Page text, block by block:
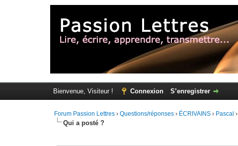
Bienvenue, Visiteur ! Connexion S’enregistrer
Forum Passion Lettres ›Questions/réponses › ÉCRIVAINS › Pascal ›
Qui a posté ?